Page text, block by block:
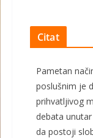
Citat
Pametan
poslušnim je
prihvatljivog
debata
da postoji